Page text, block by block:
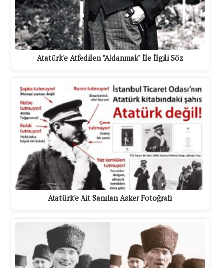
Atatürk'e Atfedilen "Aldanmak" İle İlgili Söz
Atatürk'e Ait Sanılan Asker Fotoğrafı